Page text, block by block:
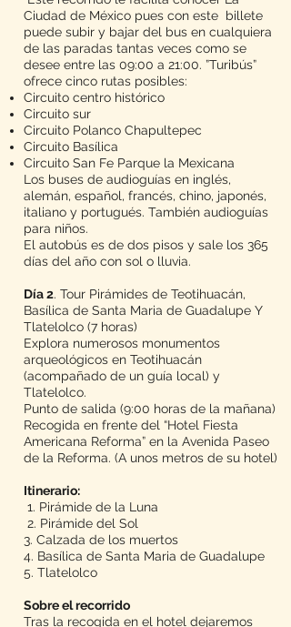
Ciudad de México pues con este billete
puede subir y bajar del bus en cualquiera
de las paradas tantas veces como se
desee entre las 09:00 a 21:00. ”Turibús”
ofrece cinco rutas posibles:
Circuito centro histórico
Circuito sur
Circuito Polanco Chapultepec
Circuito Basílica
Circuito San Fe Parque la Mexicana
Los buses de audioguías en inglés,
alemán, español, francés, chino, japonés,
italiano y portugués. También audioguías
para niños.
El autobús es de dos pisos y sale los 365
días del año con sol o lluvia.
Día 2. Tour Pirámides de Teotihuacán,
Basílica de Santa Maria de Guadalupe Y
Tlatelolco (7 horas)
Explora numerosos monumentos
arqueológicos en Teotihuacán
(acompañado de un guía local) y
Tlatelolco.
Punto de salida (9:00 horas de la mañana)
Recogida en frente del “Hotel Fiesta
Americana Reforma” en la Avenida Paseo
de la Reforma. (A unos metros de su hotel)
Itinerario:
1. Pirámide de la Luna
2. Pirámide del Sol
3. Calzada de los muertos
4. Basílica de Santa Maria de Guadalupe
5. Tlatelolco
Sobre el recorrido
Tras la recogida en el hotel dejaremos